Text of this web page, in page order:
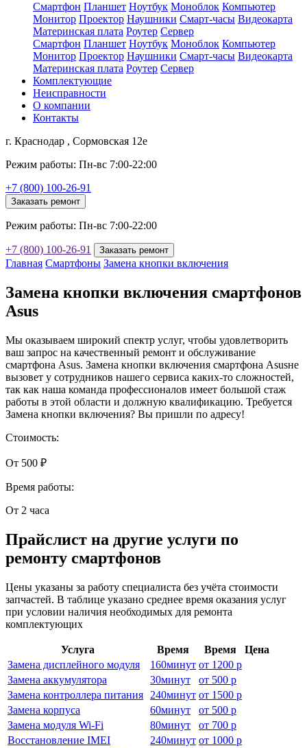
Смартфон Планшет Ноутбук Моноблок Компьютер
Монитор Проектор Наушники Смарт-часы Видеокарта
Материнская плата Роутер Сервер
Смартфон Планшет Ноутбук Моноблок Компьютер
Монитор Проектор Наушники Смарт-часы Видеокарта
Материнская плата Роутер Сервер
Комплектующие
Неисправности
О компании
Контакты
г. Краснодар , Сормовская 12е
Режим работы: Пн-вс 7:00-22:00
+7 (800) 100-26-91
Заказать ремонт
Режим работы: Пн-вс 7:00-22:00
+7 (800) 100-26-91 Заказать ремонт
Главная Смартфоны Замена кнопки включения
Замена кнопки включения смартфонов
Asus
Мы оказываем широкий спектр услуг, чтобы удовлетворить
ваш запрос на качественный ремонт и обслуживание
смартфона Asus. Замена кнопки включения смартфона Asusне
вызовет у сотрудников нашего сервиса каких-то сложностей,
так как наша команда профессионалов имеет большой стаж
работы в этой области и должную квалификацию. Требуется
Замена кнопки включения? Вы пришли по адресу!
Стоимость:
От 500 ₽
Время работы:
От 2 часа
Прайслист на другие услуги по
ремонту смартфонов
Цены указаны за работу специалиста без учёта стоимости
запчастей. В таблице указано среднее время оказания услуг
при условии наличия необходимых для ремонта
комплектующих
Услуга Время Время
Цена
Замена дисплейного модуля
160минут от 1200 р
Замена аккумулятора
30минут от 500 р
Замена контроллера питания
240минут от 1500 р
Замена корпуса
60минут от 500 р
Замена модуля Wi-Fi
80минут от 700 р
Восстановление IMEI
240минут от 1000 р